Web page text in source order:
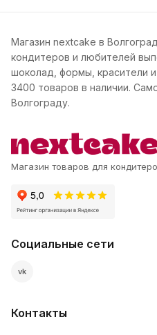
Магазин nextcake в
кондитеров и любителей
шоколад, формы, красители
3400 товаров в наличии.
Волгограду.
Магазин товаров для
Социальные сети
vk
Контакты